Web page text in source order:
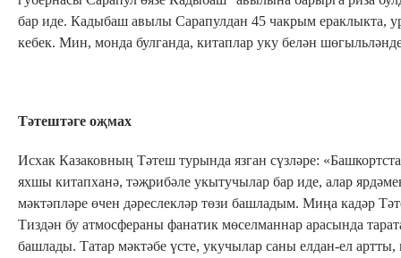
бар иде. Кадыбаш авылы Сарапулдан 45 чакрым ераклыкта,
кебек. Мин, монда булганда, китаплар уку белән
Тәтештәге оҗмах
Исхак Казаковның Тәтеш турында язган сүзләре:
яхшы китапханә, тәҗрибәле укытучылар бар иде, алар
мәктәпләре өчен дәреслекләр төзи башладым. Миңа кадәр
Тиздән бу атмосфераны фанатик мөселманнар арасында
башлады. Татар мәктәбе үсте, укучылар саны елдан-ел